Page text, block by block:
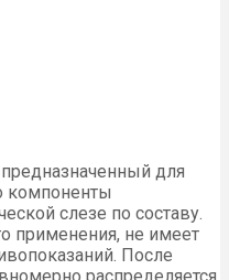
для
компоненты
слезе по составу.
применения, не имеет
После